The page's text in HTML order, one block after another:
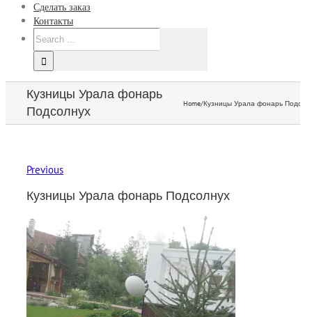
Сделать заказ
Контакты
Search
for:
Кузницы Урала фонарь
Подсолнух
Home/Кузницы Урала фонарь
Previous
Кузницы Урала фонарь Подсолнух